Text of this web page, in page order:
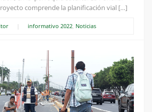
comprende la planificación vial […]
informativo 2022, Noticias